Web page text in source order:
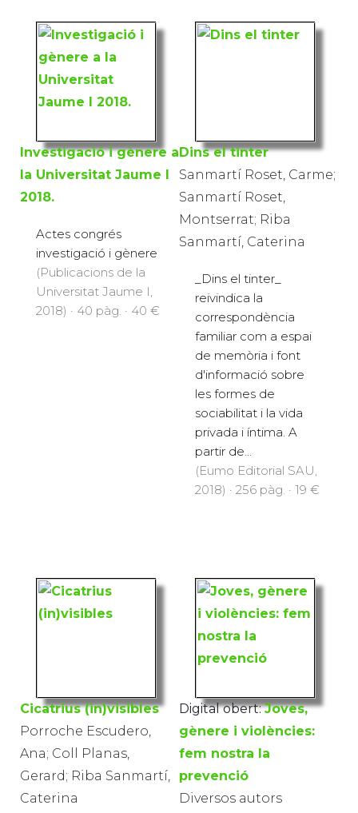
Investigació i gènere a
la Universitat Jaume I
2018.
Actes congrés
investigació i gènere
(Publicacions de la
Universitat Jaume I,
2018) · 40 pàg. · 40 €
Dins el tinter
Sanmartí Roset, Carme;
Sanmartí Roset,
Montserrat; Riba
Sanmartí, Caterina
_Dins el tinter_
reivindica la
correspondència
familiar com a espai
de memòria i font
d'informació sobre
les formes de
sociabilitat i la vida
privada i íntima. A
partir de...
(Eumo Editorial SAU,
2018) · 256 pàg. · 19 €
Cicatrius (in)visibles
Porroche Escudero,
Ana; Coll Planas,
Gerard; Riba Sanmartí,
Caterina
Digital obert: Joves,
gènere i violències:
fem nostra la
prevenció
Diversos autors